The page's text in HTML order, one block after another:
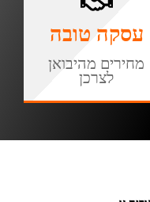
עסקה טובה
מחירים מהיבואן
לצרכן